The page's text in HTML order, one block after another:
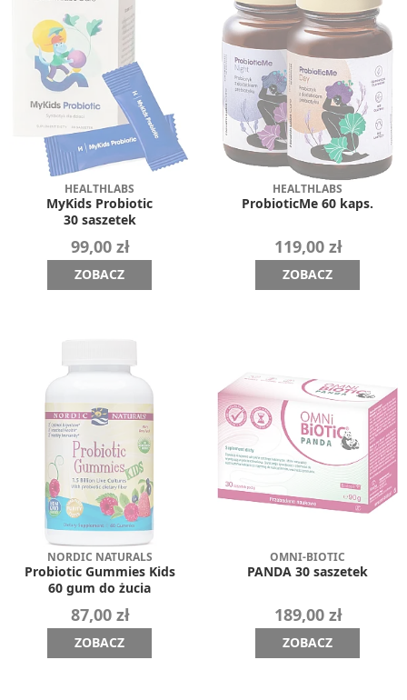
HEALTHLABS
MyKids Probiotic
30 saszetek
99,00 zł
ZOBACZ
HEALTHLABS
ProbioticMe 60 kaps.
119,00 zł
ZOBACZ
NORDIC NATURALS
Probiotic Gummies Kids
60 gum do żucia
87,00 zł
ZOBACZ
OMNI-BIOTIC
PANDA 30 saszetek
189,00 zł
ZOBACZ